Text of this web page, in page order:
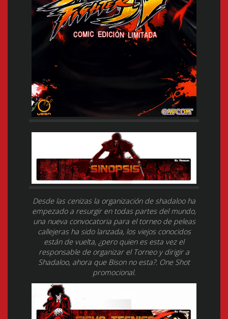
Desde las cenizas la organización de shadaloo ha
empezado a resurgir en todas partes del mundo,
una nueva convocatoria para el torneo de peleas
callejeras ha sido lanzada, los viejos conocidos
están de vuelta, ¿pero quien es esta vez el
responsable de organizar el Torneo y dirigir a
Shadaloo, ahora que Bison no esta?. One Shot
promocional.